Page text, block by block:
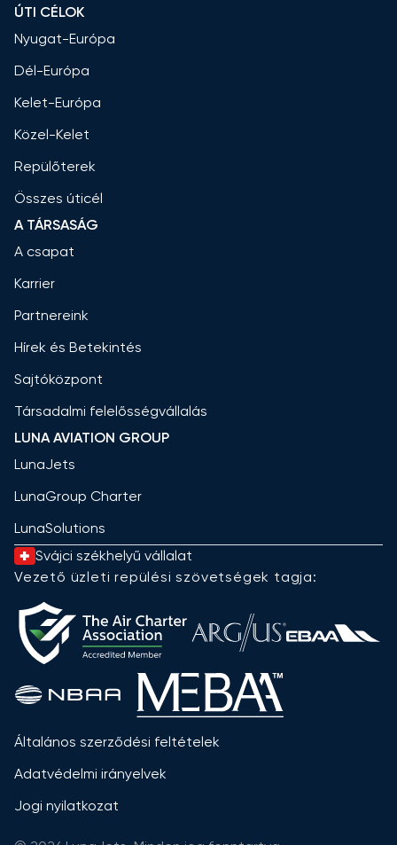
ÚTI CÉLOK
Nyugat-Európa
Dél-Európa
Kelet-Európa
Közel-Kelet
Repülőterek
Összes úticél
A TÁRSASÁG
A csapat
Karrier
Partnereink
Hírek és Betekintés
Sajtóközpont
Társadalmi felelősségvállalás
LUNA AVIATION GROUP
LunaJets
LunaGroup Charter
LunaSolutions
Svájci székhelyű vállalat
Vezető üzleti repülési szövetségek tagja:
Általános szerződési feltételek
Adatvédelmi irányelvek
Jogi nyilatkozat